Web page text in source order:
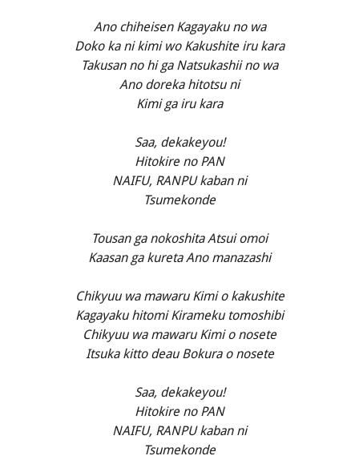
Ano chiheisen Kagayaku no wa
Doko ka ni kimi wo Kakushite iru kara
Takusan no hi ga Natsukashii no wa
Ano doreka hitotsu ni
Kimi ga iru kara
Saa, dekakeyou!
Hitokire no PAN
NAIFU, RANPU kaban ni
Tsumekonde
Tousan ga nokoshita Atsui omoi
Kaasan ga kureta Ano manazashi
Chikyuu wa mawaru Kimi o kakushite
Kagayaku hitomi Kirameku tomoshibi
Chikyuu wa mawaru Kimi o nosete
Itsuka kitto deau Bokura o nosete
Saa, dekakeyou!
Hitokire no PAN
NAIFU, RANPU kaban ni
Tsumekonde